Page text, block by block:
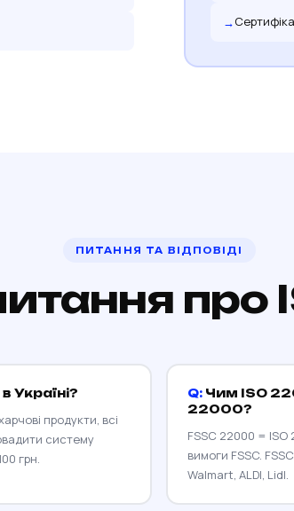
ПИТАННЯ ТА ВІДПОВІДІ
про
Україні?
продукти, всі
систему
грн.
Чим ISO
22000?
FSSC 22000 = ISO
вимоги FSSC.
Walmart, ALDI, Lidl.